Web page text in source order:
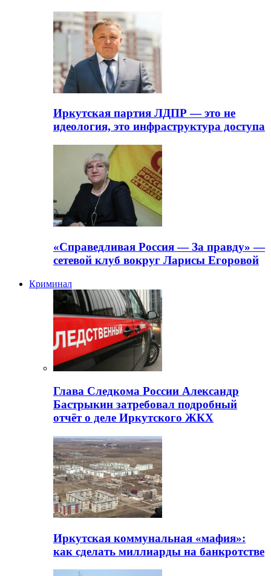
Иркутская партия ЛДПР — это не
идеология, это инфраструктура доступа
«Справедливая Россия — За правду» —
сетевой клуб вокруг Ларисы Егоровой
Криминал
Глава Следкома России Александр
Бастрыкин затребовал подробный
отчёт о деле Иркутского ЖКХ
Иркутская коммунальная «мафия»:
как сделать миллиарды на банкротстве